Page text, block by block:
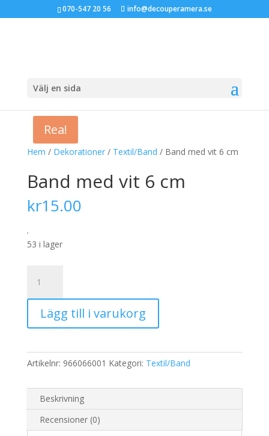
070-547 20 56 info@decouperamera.se
Välj en sida
Hem / Dekorationer/ Textil/Band / Band med vit 6 cm
Band med vit 6 cm
kr15.00
.
53 i lager
med
vit
cm
Lägg till i varukorg
Artikelnr: 966066001 Kategori: Textil/Band
Beskrivning
Recensioner (0)
Rea!